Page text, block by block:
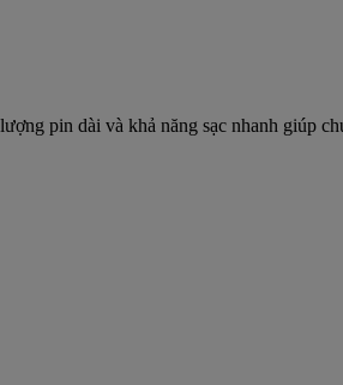
pin dài và khả năng sạc nhanh giúp